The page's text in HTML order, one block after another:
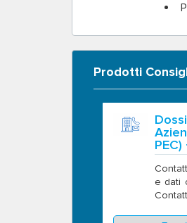
Prodotti
e dati